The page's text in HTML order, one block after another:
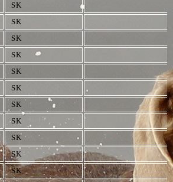
SK
SK
SK
SK
SK
SK
SK
SK
SK
SK
SK